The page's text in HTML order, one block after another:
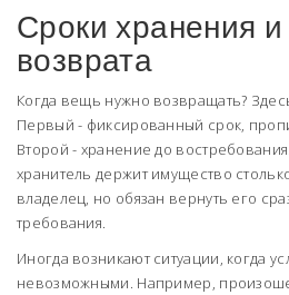
Сроки хранения
возврата
Когда вещь нужно возвращать?
Первый - фиксированный срок,
Второй - хранение до
хранитель держит имущество
владелец, но обязан вернуть его
требования.
Иногда возникают ситуации, когда
невозможными. Например,